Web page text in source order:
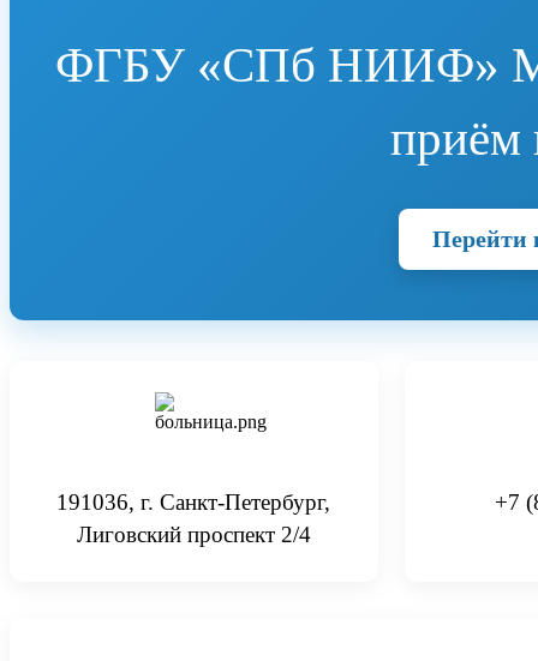
ФГБУ «СПб НИИФ»
приём
Перейти
191036, г. Санкт-Петербург,
Лиговский проспект 2/4
+7